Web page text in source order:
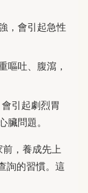
，會引起急性
嘔吐、腹瀉，
引起劇烈胃
臟問題。
，養成先上
詢的習慣。這